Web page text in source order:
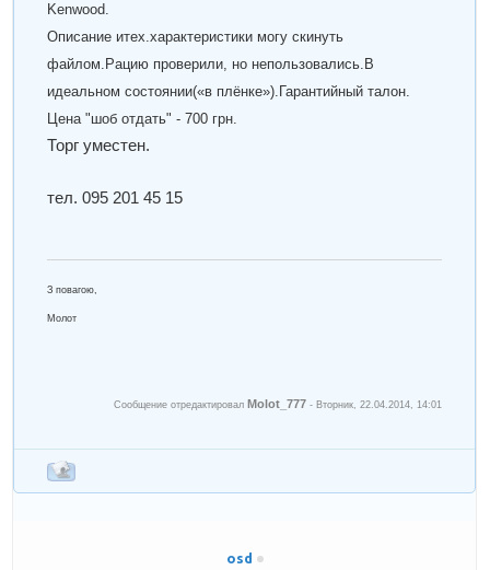
Kenwood.
Описание итех.характеристики могу скинуть
файлом. Рацию проверили, но непользовались. В
идеальном состоянии(«в плёнке»). Гарантийный талон.
Цена "шоб отдать" - 700 грн.
Торг уместен.
тел. 095 201 45 15
З повагою,
Молот
Сообщение отредактировал Molot_777 - Вторник, 22.04.2014, 14:01
osd